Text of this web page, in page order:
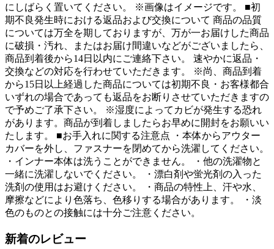
にしばらく置いてください。 ※画像はイメージです。 ■初
期不良発生時における返品および交換について 商品の品質
については万全を期しておりますが、万が一お届けした商品
に破損・汚れ、またはお届け間違いなどがございましたら、
商品到着後から14日以内にご連絡下さい。 速やかに返品・
交換などの対応を行わせていただきます。 ※尚、商品到着
から15日以上経過した商品については初期不良・お客様都合
いずれの場合であっても返品をお断りさせていただきますの
で予めご了承下さい。 ※湿度によってカビが発生する恐れ
があります。商品が到着しましたらお早めに開封をお願いい
たします。 ■お手入れに関する注意点 ・本体からアウター
カバーを外し、ファスナーを閉めてから洗濯してください。
・インナー本体は洗うことができません。 ・他の洗濯物と
一緒に洗濯しないでください。 ・漂白剤や蛍光剤の入った
洗剤の使用はお避けください。 ・商品の特性上、汗や水、
摩擦などにより色落ち、色移りする場合があります。 ・淡
色のものとの接触には十分ご注意ください。
新着のレビュー